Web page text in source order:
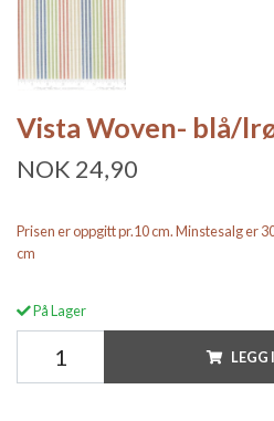
Vista Woven- blå/
NOK 24,90
Prisen er oppgitt pr.10 cm. Minstesalg er
cm
På Lager
LEGG